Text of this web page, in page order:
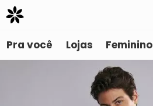
Pra você Lojas Feminino